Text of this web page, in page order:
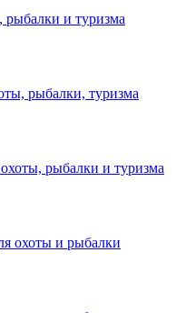
рыбалки и туризма
рыбалки, туризма
рыбалки и туризма
охоты и рыбалки